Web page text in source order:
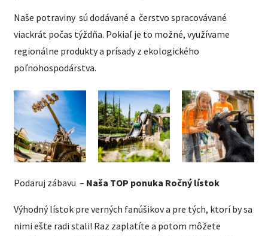
Naše potraviny sú dodávané a čerstvo spracovávané
viackrát počas týždňa. Pokiaľ je to možné, využívame
regionálne produkty a prísady z ekologického
poľnohospodárstva.
Podaruj zábavu – Naša TOP ponuka Ročný lístok
Výhodný lístok pre verných fanúšikov a pre tých, ktorí by sa
nimi ešte radi stali! Raz zaplatíte a potom môžete